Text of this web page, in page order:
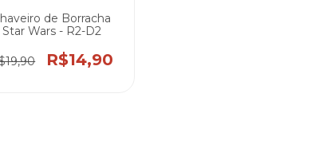
de Borracha
Star Wars - R2-D2
R$14,90